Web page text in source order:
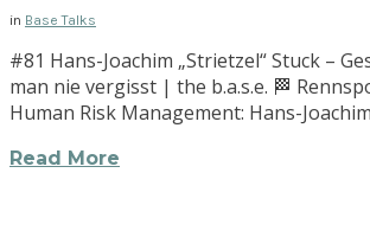
in Base Talks
#81 Hans-Joachim „Strietzel“ Stuck –
man nie vergisst | the b.a.s.e. 🏁
Human Risk Management: Hans-
Read More